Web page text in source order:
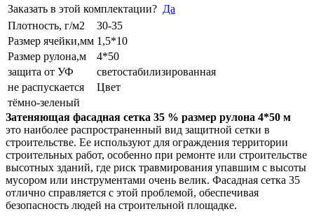
Заказать в этой комплектации? Да
Плотность, г/м2
30-35
Размер ячейки,мм 1,5*10
Размер рулона,м
4*50
защита от УФ
светостабилизированная
не распускается
Цвет
тёмно-зеленый
Затеняющая фасадная сетка 35 % размер рулона 4*50 м
это наиболее распространенный вид защитной сетки в
строительстве. Ее используют для ограждения территории
строительных работ, особенно при ремонте или строительстве
высотных зданий, где риск травмирования упавшим с высоты
мусором или инструментами очень велик. Фасадная сетка 35
отлично справляется с этой проблемой, обеспечивая
безопасность людей на строительной площадке.